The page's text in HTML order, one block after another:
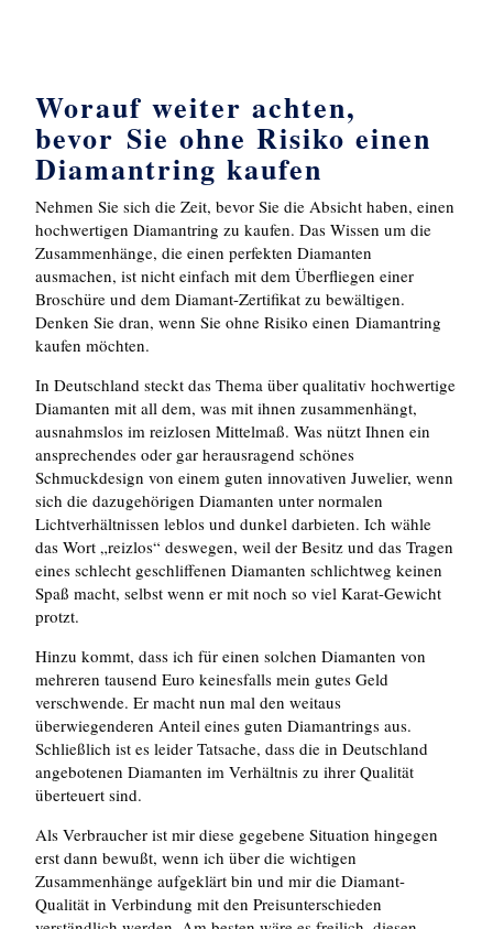
Worauf weiter achten,
bevor Sie ohne Risiko einen
Diamantring kaufen
Nehmen Sie sich die Zeit, bevor Sie die Absicht haben, einen
hochwertigen Diamantring zu kaufen. Das Wissen um die
Zusammenhänge, die einen perfekten Diamanten
ausmachen, ist nicht einfach mit dem Überfliegen einer
Broschüre und dem Diamant-Zertifikat zu bewältigen.
Denken Sie dran, wenn Sie ohne Risiko einen Diamantring
kaufen möchten.
In Deutschland steckt das Thema über qualitativ hochwertige
Diamanten mit all dem, was mit ihnen zusammenhängt,
ausnahmslos im reizlosen Mittelmaß. Was nützt Ihnen ein
ansprechendes oder gar herausragend schönes
Schmuckdesign von einem guten innovativen Juwelier, wenn
sich die dazugehörigen Diamanten unter normalen
Lichtverhältnissen leblos und dunkel darbieten. Ich wähle
das Wort „reizlos“ deswegen, weil der Besitz und das Tragen
eines schlecht geschliffenen Diamanten schlichtweg keinen
Spaß macht, selbst wenn er mit noch so viel Karat-Gewicht
protzt.
Hinzu kommt, dass ich für einen solchen Diamanten von
mehreren tausend Euro keinesfalls mein gutes Geld
verschwende. Er macht nun mal den weitaus
überwiegenderen Anteil eines guten Diamantrings aus.
Schließlich ist es leider Tatsache, dass die in Deutschland
angebotenen Diamanten im Verhältnis zu ihrer Qualität
überteuert sind.
Als Verbraucher ist mir diese gegebene Situation hingegen
erst dann bewußt, wenn ich über die wichtigen
Zusammenhänge aufgeklärt bin und mir die Diamant-
Qualität in Verbindung mit den Preisunterschieden